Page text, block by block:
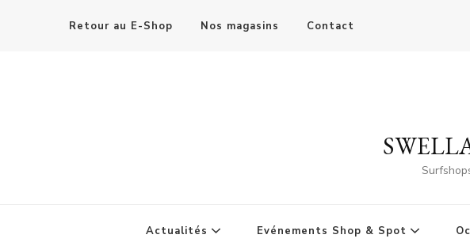
Retour au E-Shop Nos magasins Contact
Actualités Evénements Shop & Spot